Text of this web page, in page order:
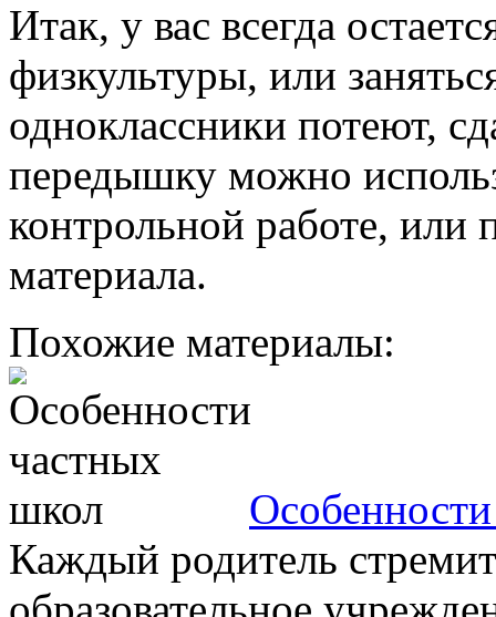
Итак, у вас всегда
физкультуры, или
одноклассники потеют,
передышку можно
контрольной работе, или
материала.
Похожие материалы:
Каждый родитель